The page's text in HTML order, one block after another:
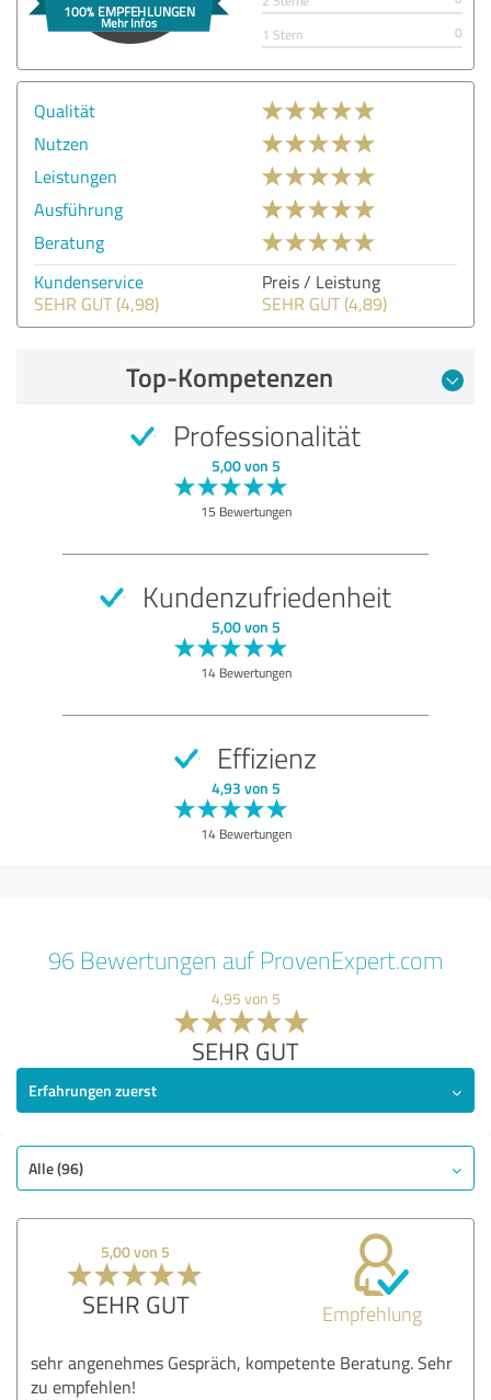
1 Stern
0
Qualität
Nutzen
Leistungen
Ausführung
Beratung
Kundenservice
SEHR GUT (4,98)
Preis / Leistung
SEHR GUT (4,89)
Top-Kompetenzen
Professionalität
5,00 von 5
15 Bewertungen
Kundenzufriedenheit
5,00 von 5
14 Bewertungen
Effizienz
4,93 von 5
14 Bewertungen
96 Bewertungen auf ProvenExpert.com
4,95 von 5
SEHR GUT
Erfahrungen zuerst
Alle (96)
5,00 von 5
SEHR GUT Empfehlung
sehr angenehmes Gespräch, kompetente Beratung. Sehr
zu empfehlen!